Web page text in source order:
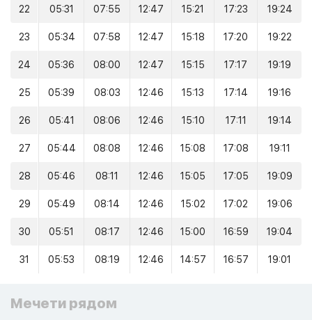
22 05:31 07:55 12:47 15:21 17:23 19:24
23 05:34 07:58 12:47 15:18 17:20 19:22
24 05:36 08:00 12:47 15:15 17:17 19:19
25 05:39 08:03 12:46 15:13 17:14 19:16
26 05:41 08:06 12:46 15:10 17:11 19:14
27 05:44 08:08 12:46 15:08 17:08 19:11
28 05:46 08:11 12:46 15:05 17:05 19:09
29 05:49 08:14 12:46 15:02 17:02 19:06
30 05:51 08:17 12:46 15:00 16:59 19:04
31 05:53 08:19 12:46 14:57 16:57 19:01
Мечети рядом